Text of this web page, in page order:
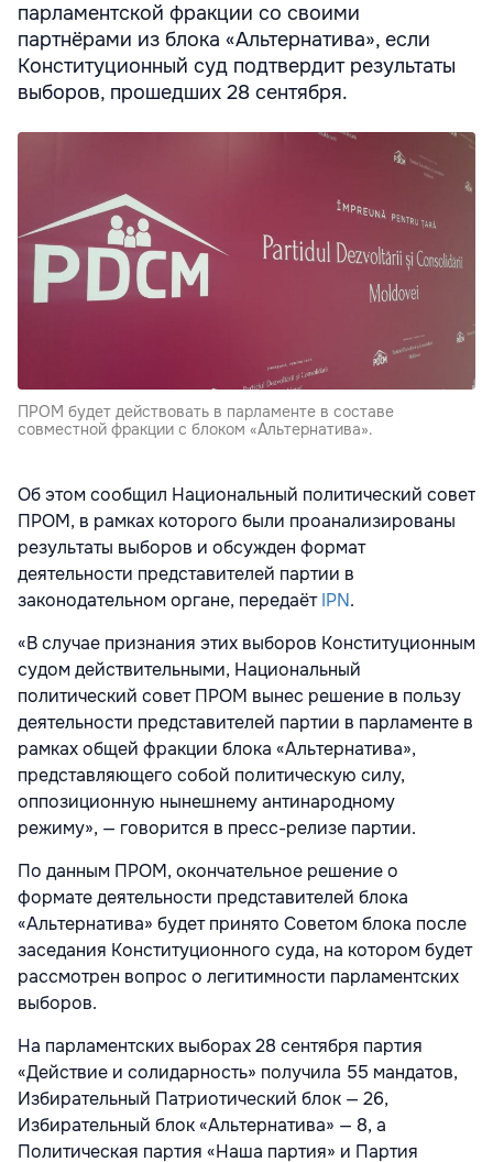
парламентской фракции со своими
партнёрами из блока «Альтернатива», если
Конституционный суд подтвердит результаты
выборов, прошедших 28 сентября.
ПРОМ будет действовать в парламенте в составе
совместной фракции с блоком «Альтернатива».
Об этом сообщил Национальный политический совет
ПРОМ, в рамках которого были проанализированы
результаты выборов и обсужден формат
деятельности представителей партии в
законодательном органе, передаётIPN.
«В случае признания этих выборов Конституционным
судом действительными, Национальный
политический совет ПРОМ вынес решение в пользу
деятельности представителей партии в парламенте в
рамках общей фракции блока «Альтернатива»,
представляющего собой политическую силу,
оппозиционную нынешнему антинародному
режиму», — говорится в пресс-релизе партии.
По данным ПРОМ, окончательное решение о
формате деятельности представителей блока
«Альтернатива» будет принято Советом блока после
заседания Конституционного суда, на котором будет
рассмотрен вопрос о легитимности парламентских
выборов.
На парламентских выборах 28 сентября партия
«Действие и солидарность» получила 55 мандатов,
Избирательный Патриотический блок — 26,
Избирательный блок «Альтернатива» — 8, а
Политическая партия «Наша партия» и Партия